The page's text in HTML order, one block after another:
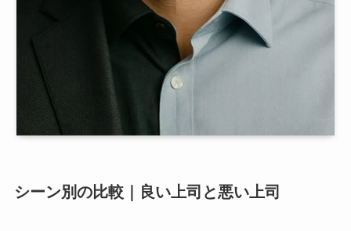
シーン別の比較｜良い上司と悪い上司